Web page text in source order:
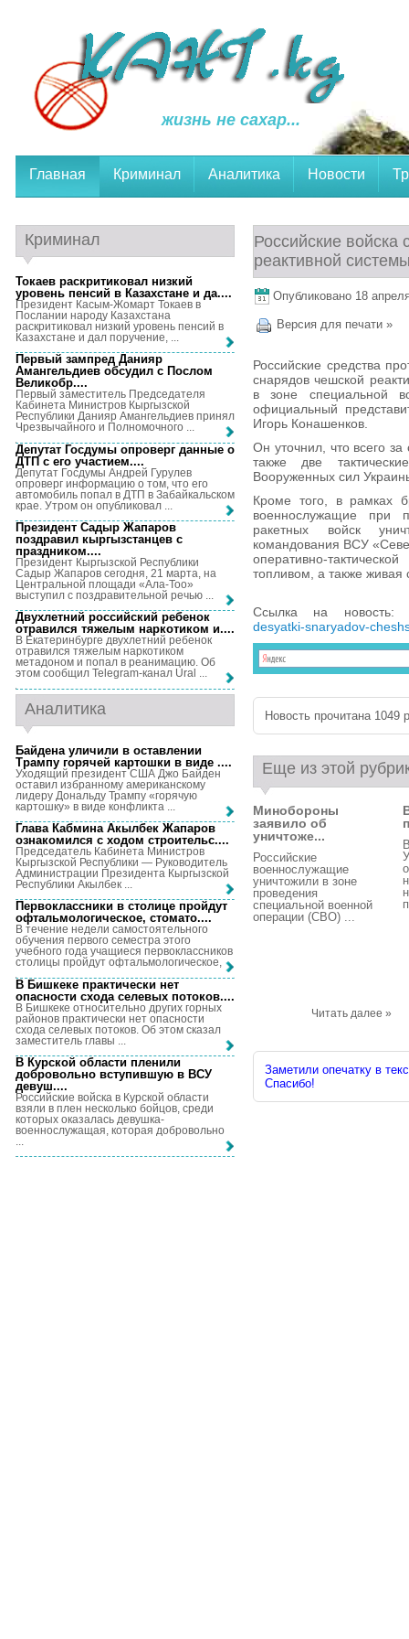
жизнь не сахар...
Главная Криминал Аналитика Новости
Российские войска
реактивной
Опубликовано 18
Версия для печати »
Российские средства
снарядов чешской
в зоне специальной
официальный
Игорь Конашенков.
Он уточнил, что всего
также две
Вооруженных сил
Кроме того, в рамках
военнослужащие при
ракетных войск
командования ВСУ
оперативно-
топливом, а также живая
Ссылка на новость:
desyatki-snaryadov-
Новость прочитана 1049
Еще из этой
Минобороны
заявило об
уничтоже...
Российские
военнослужащие
уничтожили в зоне
проведения
специальной военной
операции (СВО) ...
Читать далее »
Заметили опечатку в
Спасибо!
Криминал
Токаев раскритиковал низкий
уровень пенсий в Казахстане и да....
Президент Касым-Жомарт Токаев в
Послании народу Казахстана
раскритиковал низкий уровень пенсий в
Казахстане и дал поручение, ...
Первый зампред Данияр
Амангельдиев обсудил с Послом
Великобр....
Первый заместитель Председателя
Кабинета Министров Кыргызской
Республики Данияр Амангельдиев принял
Чрезвычайного и Полномочного ...
Депутат Госдумы опроверг данные о
ДТП с его участием....
Депутат Госдумы Андрей Гурулев
опроверг информацию о том, что его
автомобиль попал в ДТП в Забайкальском
крае. Утром он опубликовал ...
Президент Садыр Жапаров
поздравил кыргызстанцев с
праздником....
Президент Кыргызской Республики
Садыр Жапаров сегодня, 21 марта, на
Центральной площади «Ала-Тоо»
выступил с поздравительной речью ...
Двухлетний российский ребенок
отравился тяжелым наркотиком и....
В Екатеринбурге двухлетний ребенок
отравился тяжелым наркотиком
метадоном и попал в реанимацию. Об
этом сообщил Telegram-канал Ural ...
Аналитика
Байдена уличили в оставлении
Трампу горячей картошки в виде ....
Уходящий президент США Джо Байден
оставил избранному американскому
лидеру Дональду Трампу «горячую
картошку» в виде конфликта ...
Глава Кабмина Акылбек Жапаров
ознакомился с ходом строительс....
Председатель Кабинета Министров
Кыргызской Республики — Руководитель
Администрации Президента Кыргызской
Республики Акылбек ...
Первоклассники в столице пройдут
офтальмологическое, стомато....
В течение недели самостоятельного
обучения первого семестра этого
учебного года учащиеся первоклассников
столицы пройдут офтальмологическое, ...
В Бишкеке практически нет
опасности схода селевых потоков....
В Бишкеке относительно других горных
районов практически нет опасности
схода селевых потоков. Об этом сказал
заместитель главы ...
В Курской области пленили
добровольно вступившую в ВСУ
девуш....
Российские войска в Курской области
взяли в плен несколько бойцов, среди
которых оказалась девушка-
военнослужащая, которая добровольно
...